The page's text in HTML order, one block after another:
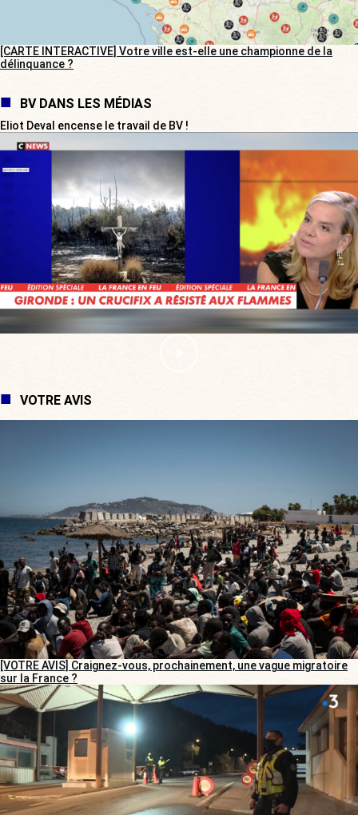
[CARTE INTERACTIVE] Votre ville est-elle une championne de la
délinquance ?
BV DANS LES MÉDIAS
Eliot Deval encense le travail de BV !
VOTRE AVIS
[VOTRE AVIS] Craignez-vous, prochainement, une vague migratoire
sur la France ?